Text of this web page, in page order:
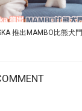
推出MAMBO比熊犬門